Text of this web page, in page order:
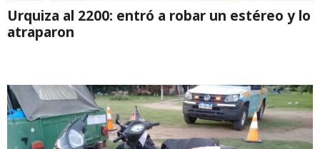
Urquiza al 2200: entró a robar un estéreo y lo
atraparon